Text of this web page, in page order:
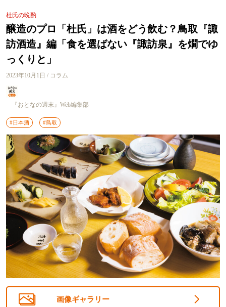
杜氏の晩酌
醸造のプロ「杜氏」は酒をどう飲む？鳥取『諏
訪酒造』編「食を選ばない『諏訪泉』を燗でゆ
っくりと」
2023年10月1日 / コラム
『おとなの週末』Web編集部
#日本酒 #鳥取
画像ギャラリー